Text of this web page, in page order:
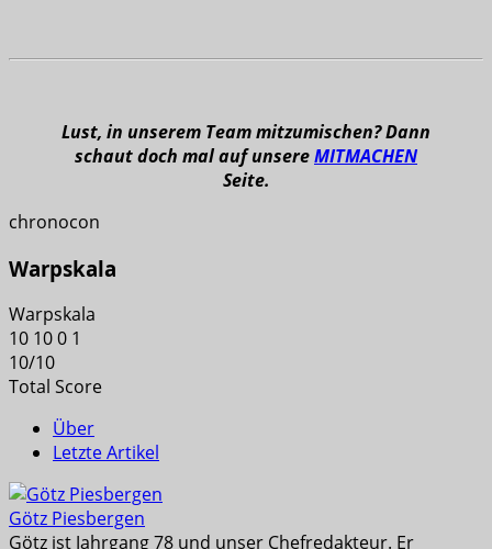
Lust, in unserem Team mitzumischen? Dann
schaut doch mal auf unsereMITMACHEN
Seite.
chronocon
Warpskala
Warpskala
10 100 1
10/10
Total Score
Über
Letzte Artikel
Götz Piesbergen
Götz ist Jahrgang 78 und unser Chefredakteur. Er